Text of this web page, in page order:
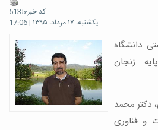
کد خبر:5135
یکشنبه، ۱۷ مرداد، ۱۳۹۵ | 17:06
دانشگاه
زنجان
دکتر محمد
و فناوری